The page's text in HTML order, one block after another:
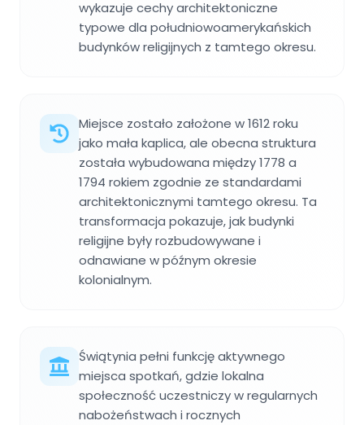
wykazuje cechy architektoniczne
typowe dla południowoamerykańskich
budynków religijnych z tamtego okresu.
Miejsce zostało założone w 1612 roku
jako mała kaplica, ale obecna struktura
została wybudowana między 1778 a
1794 rokiem zgodnie ze standardami
architektonicznymi tamtego okresu. Ta
transformacja pokazuje, jak budynki
religijne były rozbudowywane i
odnawiane w późnym okresie
kolonialnym.
Świątynia pełni funkcję aktywnego
miejsca spotkań, gdzie lokalna
społeczność uczestniczy w regularnych
nabożeństwach i rocznych